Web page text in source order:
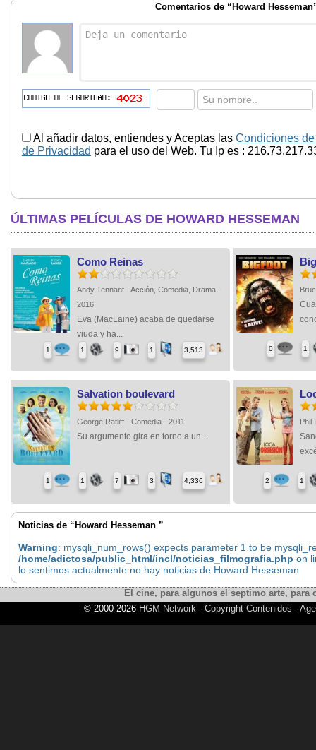
Comentarios de “Howard
Al añadir datos, entiendes y Aceptas las Condiciones
de Privacidad para el uso del Web. Tu Ip es :
ÚLTIMAS PELÍCULAS DE HOWARD HESSEMAN
Como Reinas
Andy Tennant - Acción, Comedia, Drama -
2016
Eva (MacLaine) acaba de quedarse
viuda y ha...
1 1 9 1 3,513 0 1
Salvation boulevard
George Ratliff - Comedia - 2011
Su argumento gira en torno a un...
1 1 7 3 4,336
Phil
2 1
Noticias de “Howard Hesseman ”
Warning: mysqli_num_rows() expects parameter 1 to be
/home/adictosa/public_html/incl/noticias_filmografia.php on
lo sentimos actualmente no hay noticias de Howard Hesseman
El cine, para algunos el septimo arte,
© 2000-2026 HGM Network- Copyright Contenidos -